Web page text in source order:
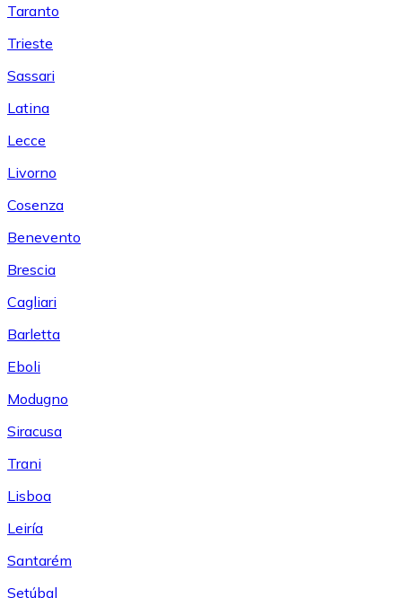
Taranto
Trieste
Sassari
Latina
Lecce
Livorno
Cosenza
Benevento
Brescia
Cagliari
Barletta
Eboli
Modugno
Siracusa
Trani
Lisboa
Leiría
Santarém
Setúbal